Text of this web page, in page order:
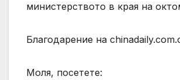
министерството в края на
Благодарение на
Моля, посетете: